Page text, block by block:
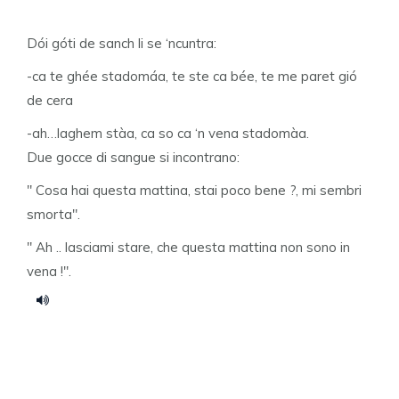
Dói góti de sanch li se ‘ncuntra:
-ca te ghée stadomáa, te ste ca bée, te me paret gió
de cera
-ah…laghem stàa, ca so ca ‘n vena stadomàa.
Due gocce di sangue si incontrano:
" Cosa hai questa mattina, stai poco bene ?, mi sembri
smorta".
" Ah .. lasciami stare, che questa mattina non sono in
vena !".